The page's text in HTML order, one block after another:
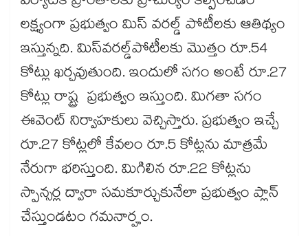
లక్ష్యంగా ప్రభుత్వం మిస్ వరల్డ్ పోటీలకు ఆతిథ్యం
ఇస్తున్నది. మిస్​వరల్డ్​పోటీలకు మొత్తం రూ.54
కోట్లు ఖర్చవుతుంది. ఇందులో సగం అంటే రూ.27
కోట్లు రాష్ట్ర ప్రభుత్వం ఇస్తుంది. మిగతా సగం
ఈవెంట్ నిర్వాహకులు వెచ్చిస్తారు. ప్రభుత్వం ఇచ్చే
రూ.27 కోట్లలో కేవలం రూ.5 కోట్లను మాత్రమే
నేరుగా భరిస్తుంది. మిగిలిన రూ.22 కోట్లను
స్పాన్సర్ల ద్వారా సమకూర్చుకునేలా ప్రభుత్వం ప్లాన్
చేస్తుండటం గమనార్హం.